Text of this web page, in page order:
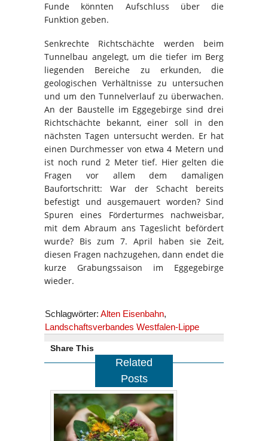
Funde könnten Aufschluss über die
Funktion geben.
Senkrechte Richtschächte werden beim
Tunnelbau angelegt, um die tiefer im Berg
liegenden Bereiche zu erkunden, die
geologischen Verhältnisse zu untersuchen
und um den Tunnelverlauf zu überwachen.
An der Baustelle im Eggegebirge sind drei
Richtschächte bekannt, einer soll in den
nächsten Tagen untersucht werden. Er hat
einen Durchmesser von etwa 4 Metern und
ist noch rund 2 Meter tief. Hier gelten die
Fragen vor allem dem damaligen
Baufortschritt: War der Schacht bereits
befestigt und ausgemauert worden? Sind
Spuren eines Förderturmes nachweisbar,
mit dem Abraum ans Tageslicht befördert
wurde? Bis zum 7. April haben sie Zeit,
diesen Fragen nachzugehen, dann endet die
kurze Grabungssaison im Eggegebirge
wieder.
Schlagwörter: Alten Eisenbahn,
Landschaftsverbandes Westfalen-Lippe
Share This
Related
Posts